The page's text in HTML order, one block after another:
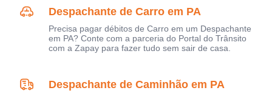
Despachante de Carro em PA
Precisa pagar débitos de Carro em um Despachante
em PA? Conte com a parceria do Portal do Trânsito
com a Zapay para fazer tudo sem sair de casa.
Despachante de Caminhão em PA